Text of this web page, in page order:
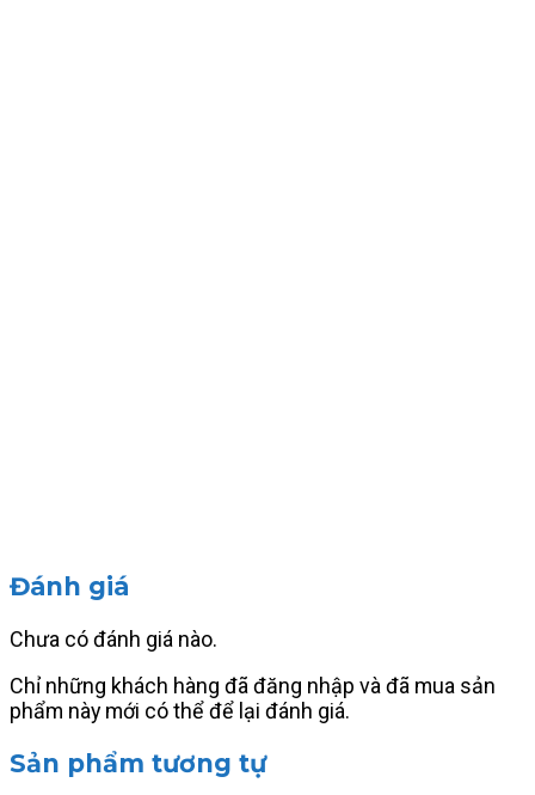
Đánh giá
Chưa có đánh giá nào.
Chỉ những khách hàng đã đăng nhập và đã mua sản
phẩm này mới có thể để lại đánh giá.
Sản phẩm tương tự